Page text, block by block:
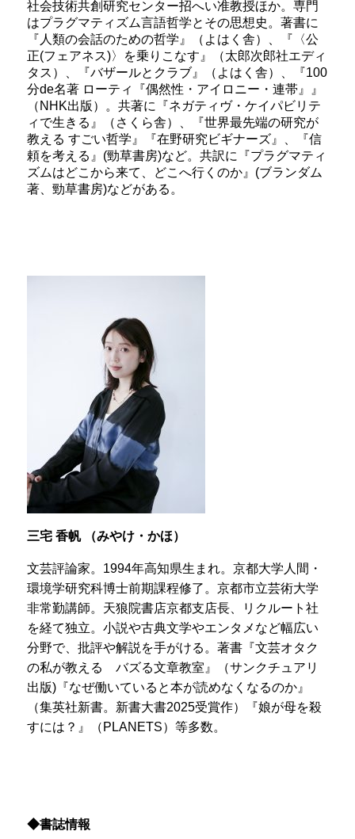
社会技術共創研究センター招へい准教授ほか。専門
はプラグマティズム言語哲学とその思想史。著書に
『人類の会話のための哲学』（よはく舎）、『〈公
正(フェアネス)〉を乗りこなす』（太郎次郎社エディ
タス）、『バザールとクラブ』（よはく舎）、『100
分de名著 ローティ『偶然性・アイロニー・連帯』』
（NHK出版）。共著に『ネガティヴ・ケイパビリテ
ィで生きる』（さくら舎）、『世界最先端の研究が
教える すごい哲学』『在野研究ビギナーズ』、『信
頼を考える』(勁草書房)など。共訳に『プラグマティ
ズムはどこから来て、どこへ行くのか』(ブランダム
著、勁草書房)などがある。
三宅 香帆 （みやけ・かほ）
文芸評論家。1994年高知県生まれ。京都大学人間・
環境学研究科博士前期課程修了。京都市立芸術大学
非常勤講師。天狼院書店京都支店長、リクルート社
を経て独立。小説や古典文学やエンタメなど幅広い
分野で、批評や解説を手がける。著書『文芸オタク
の私が教える バズる文章教室』（サンクチュアリ
出版)『なぜ働いていると本が読めなくなるのか』
（集英社新書。新書大書2025受賞作）『娘が母を殺
すには？』（PLANETS）等多数。
◆書誌情報